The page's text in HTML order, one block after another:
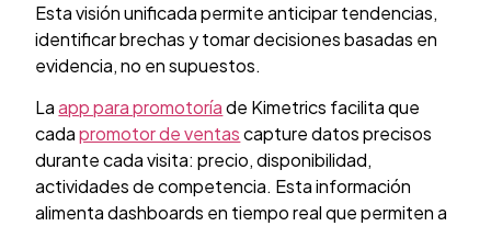
Esta visión unificada permite anticipar tendencias,
identificar brechas y tomar decisiones basadas en
evidencia, no en supuestos.
La app para promotoríade Kimetrics facilita que
cada promotor de ventascapture datos precisos
durante cada visita: precio, disponibilidad,
actividades de competencia. Esta información
alimenta dashboards en tiempo real que permiten a